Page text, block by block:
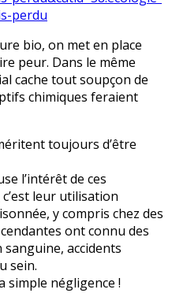
perdu
bio, on met en place
peur. Dans le même
cache tout soupçon de
chimiques feraient
toujours d’être
l’intérêt de ces
leur utilisation
y compris chez des
ont connu des
accidents
sein.
simple négligence !